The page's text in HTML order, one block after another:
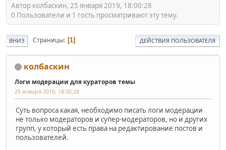
Автор колбаскин, 25 января 2019, 18:00:28
0 Пользователи и 1 гость просматривают эту тему.
ВНИЗ Страницы 1 ДЕЙСТВИЯ ПОЛЬЗОВАТЕЛЯ
колбаскин
Логи модерации для кураторов темы
25 января 2019, 18:00:28
Суть вопроса какая, необходимо писать логи модерации
не только модераторов и супер-модераторов, но и других
групп, у который есть права на редактирование постов и
пользователей.